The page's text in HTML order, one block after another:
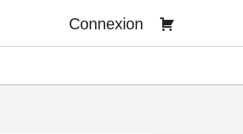
Connexion